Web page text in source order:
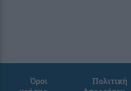
Όροι
Πολιτική